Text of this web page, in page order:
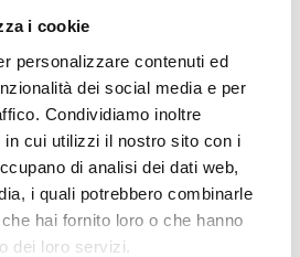
i cookie
personalizzare contenuti ed
dei social media e per
Condividiamo inoltre
in cui utilizzi il nostro sito con i
di analisi dei dati web,
i quali potrebbero combinarle
hai fornito loro o che hanno
dei loro servizi.
porta a una maggiore
a recensioni
COME
E COMPETITIVITÀ
dei prezzi nel self
buon comportamento